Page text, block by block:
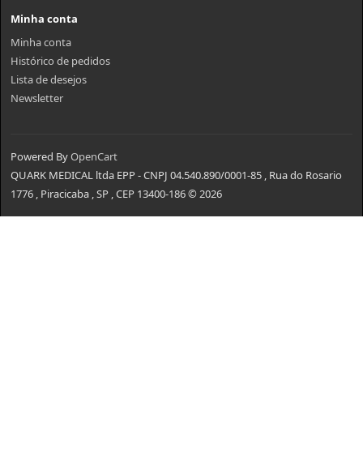
Minha conta
Minha conta
Histórico de pedidos
Lista de desejos
Newsletter
Powered ByOpenCart
QUARK MEDICAL ltda EPP - CNPJ 04.540.890/0001-85 , Rua do Rosario
1776 , Piracicaba , SP , CEP 13400-186 © 2026